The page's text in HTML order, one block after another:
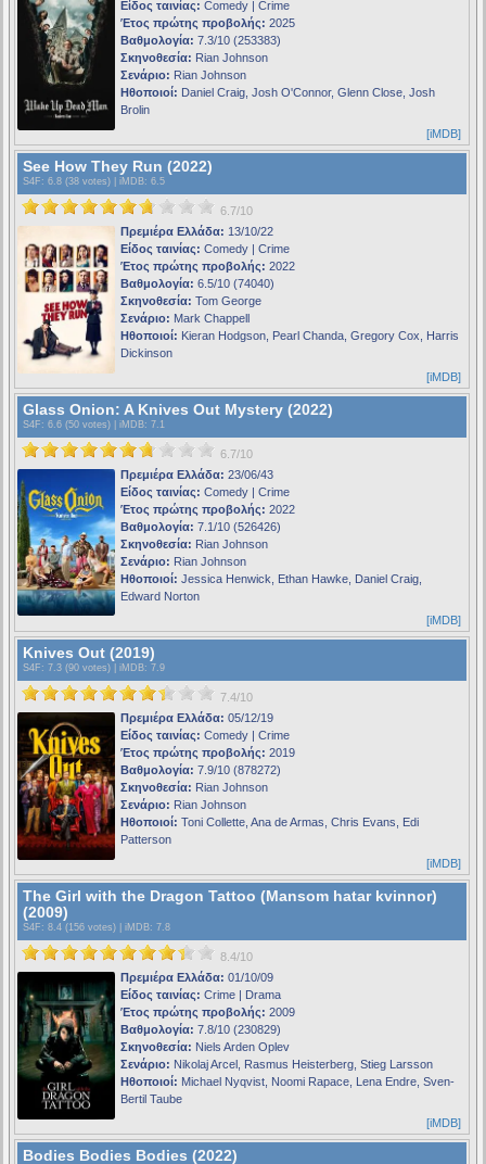
Είδος ταινίας: Comedy | Crime
Έτος πρώτης προβολής: 2025
Βαθμολογία: 7.3/10 (253383)
Σκηνοθεσία: Rian Johnson
Σενάριο: Rian Johnson
Ηθοποιοί: Daniel Craig, Josh O'Connor, Glenn Close, Josh
Brolin
[iMDB]
See How They Run (2022)
S4F : 6.8 (38 votes) | iMDB: 6.5
6.7/10
Πρεμιέρα Ελλάδα: 13/10/22
Είδος ταινίας: Comedy | Crime
Έτος πρώτης προβολής: 2022
Βαθμολογία: 6.5/10 (74040)
Σκηνοθεσία: Tom George
Σενάριο: Mark Chappell
Ηθοποιοί: Kieran Hodgson, Pearl Chanda, Gregory Cox, Harris
Dickinson
[iMDB]
Glass Onion: A Knives Out Mystery (2022)
S4F : 6.6 (50 votes) | iMDB: 7.1
6.7/10
Πρεμιέρα Ελλάδα: 23/06/43
Είδος ταινίας: Comedy | Crime
Έτος πρώτης προβολής: 2022
Βαθμολογία: 7.1/10 (526426)
Σκηνοθεσία: Rian Johnson
Σενάριο: Rian Johnson
Ηθοποιοί: Jessica Henwick, Ethan Hawke, Daniel Craig,
Edward Norton
[iMDB]
Knives Out (2019)
S4F : 7.3 (90 votes) | iMDB: 7.9
7.4/10
Πρεμιέρα Ελλάδα: 05/12/19
Είδος ταινίας: Comedy | Crime
Έτος πρώτης προβολής: 2019
Βαθμολογία: 7.9/10 (878272)
Σκηνοθεσία: Rian Johnson
Σενάριο: Rian Johnson
Ηθοποιοί: Toni Collette, Ana de Armas, Chris Evans, Edi
Patterson
[iMDB]
The Girl with the Dragon Tattoo (Mansom hatar kvinnor)
(2009)
S4F : 8.4 (156 votes) | iMDB: 7.8
8.4/10
Πρεμιέρα Ελλάδα: 01/10/09
Είδος ταινίας: Crime | Drama
Έτος πρώτης προβολής: 2009
Βαθμολογία: 7.8/10 (230829)
Σκηνοθεσία: Niels Arden Oplev
Σενάριο: Nikolaj Arcel, Rasmus Heisterberg, Stieg Larsson
Ηθοποιοί: Michael Nyqvist, Noomi Rapace, Lena Endre, Sven-
Bertil Taube
[iMDB]
Bodies Bodies Bodies (2022)